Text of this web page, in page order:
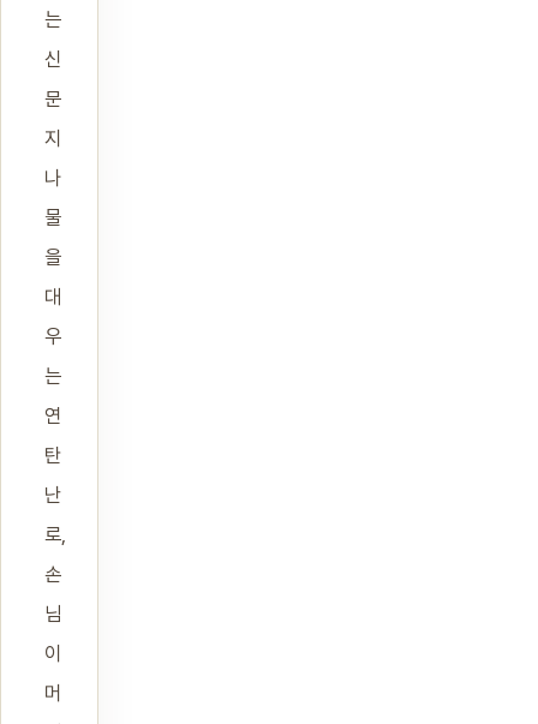
는
신
문
지
나
물
을
대
우
는
연
탄
난
로,
손
님
이
머